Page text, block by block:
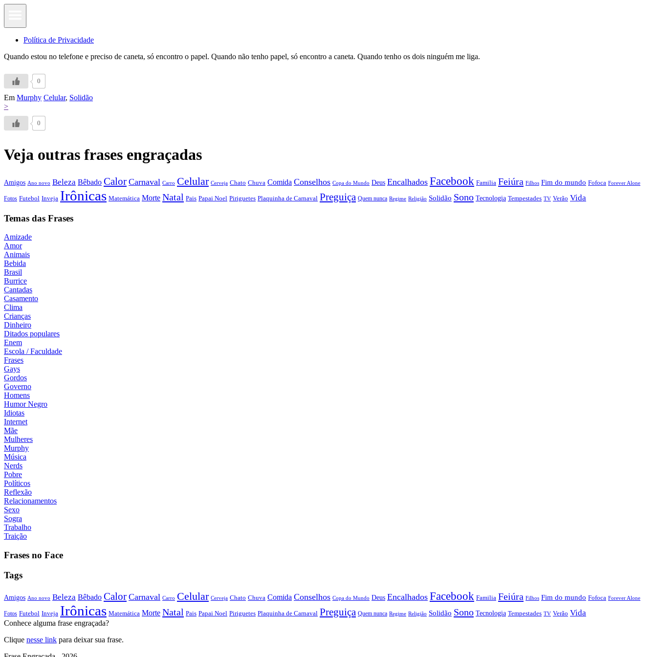
Política de Privacidade
Quando estou no telefone e preciso de caneta, só encontro o papel. Quando não tenho papel, só encontro a caneta. Quando tenho os dois ninguém me liga.
0
Em Murphy Celular, Solidão
>
0
Veja outras frases engraçadas
Amigos Ano novo Beleza Bêbado Calor Carnaval Carro Celular Cerveja Chato Chuva Comida Conselhos Copa do Mundo Deus Encalhados Facebook Familia Feiúra Filhos Fim do mundo Fofoca Forever Alone
Fotos Futebol Inveja Irônicas Matemática Morte Natal Pais Papai Noel Piriguetes Plaquinha de Carnaval Preguiça Quem nunca Regime Religião Solidão Sono Tecnologia Tempestades TV Verão Vida
Temas das Frases
Amizade
Amor
Animais
Bebida
Brasil
Burrice
Cantadas
Casamento
Clima
Crianças
Dinheiro
Ditados populares
Enem
Escola / Faculdade
Frases
Gays
Gordos
Governo
Homens
Humor Negro
Idiotas
Internet
Mãe
Mulheres
Murphy
Música
Nerds
Pobre
Políticos
Reflexão
Relacionamentos
Sexo
Sogra
Trabalho
Traição
Frases no Face
Tags
Amigos Ano novo Beleza Bêbado Calor Carnaval Carro Celular Cerveja Chato Chuva Comida Conselhos Copa do Mundo Deus Encalhados Facebook Familia Feiúra Filhos Fim do mundo Fofoca Forever Alone
Fotos Futebol Inveja Irônicas Matemática Morte Natal Pais Papai Noel Piriguetes Plaquinha de Carnaval Preguiça Quem nunca Regime Religião Solidão Sono Tecnologia Tempestades TV Verão Vida
Conhece alguma frase engraçada?
Clique nesse link para deixar sua frase.